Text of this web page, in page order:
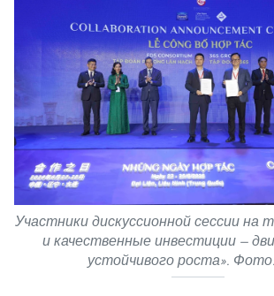
Участники дискуссионной сессии на
и качественные инвестиции —
устойчивого роста».